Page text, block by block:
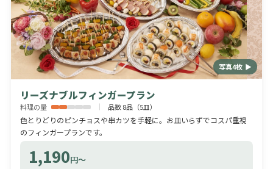
写真4枚 ▶
リーズナブルフィンガープラン
料理の量 品数 8品（5皿）
色とりどりのピンチョスや串カツを手軽に。お皿いらずでコスパ重視
のフィンガープランです。
1,190円〜